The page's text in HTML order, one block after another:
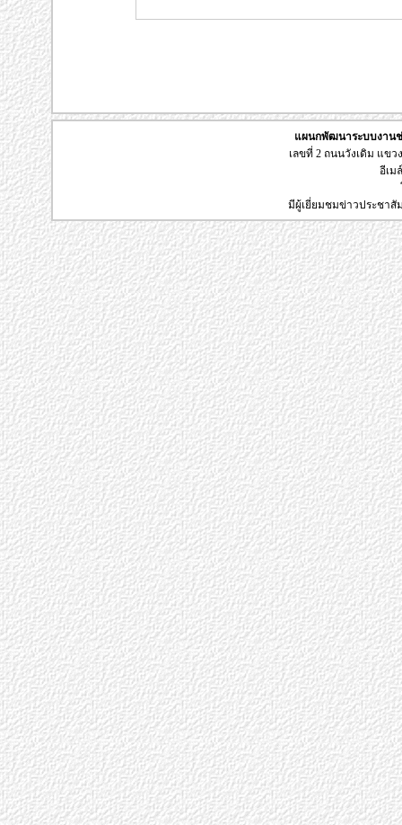
แผนกพัฒนาระบบงานช่
เลขที่ 2 ถนนวังเดิม แขว
อีเม
มีผู้เยี่ยมชมข่าวประชา